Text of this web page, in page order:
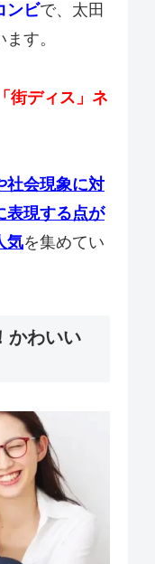
ンビで、太田
す。
街ディス」ネ
社会現象に対
表現する点が
気を集めてい
かわいい